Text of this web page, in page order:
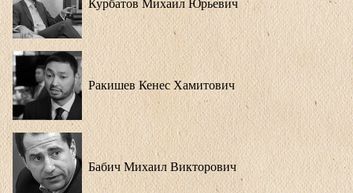
Курбатов Михаил Юрьевич
Ракишев Кенес Хамитович
Бабич Михаил Викторович